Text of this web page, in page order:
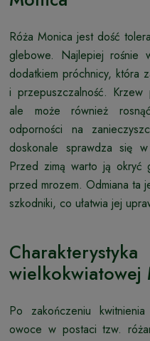
Róża Monica jest dość
glebowe. Najlepiej rośnie
dodatkiem próchnicy, która
i przepuszczalność. Krzew
ale może również
odporności na
doskonale sprawdza się
Przed zimą warto ją okryć
przed mrozem. Odmiana ta
szkodniki, co ułatwia jej
wielkokwiatowej
Po zakończeniu
owoce w postaci tzw.